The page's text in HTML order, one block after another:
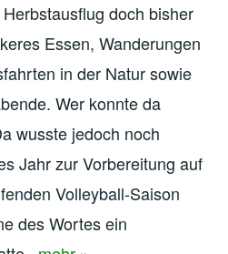
doch bisher
Essen, Wanderungen
in der Natur sowie
Wer konnte da
wusste jedoch noch
Jahr zur Vorbereitung auf
Volleyball-Saison
des Wortes ein